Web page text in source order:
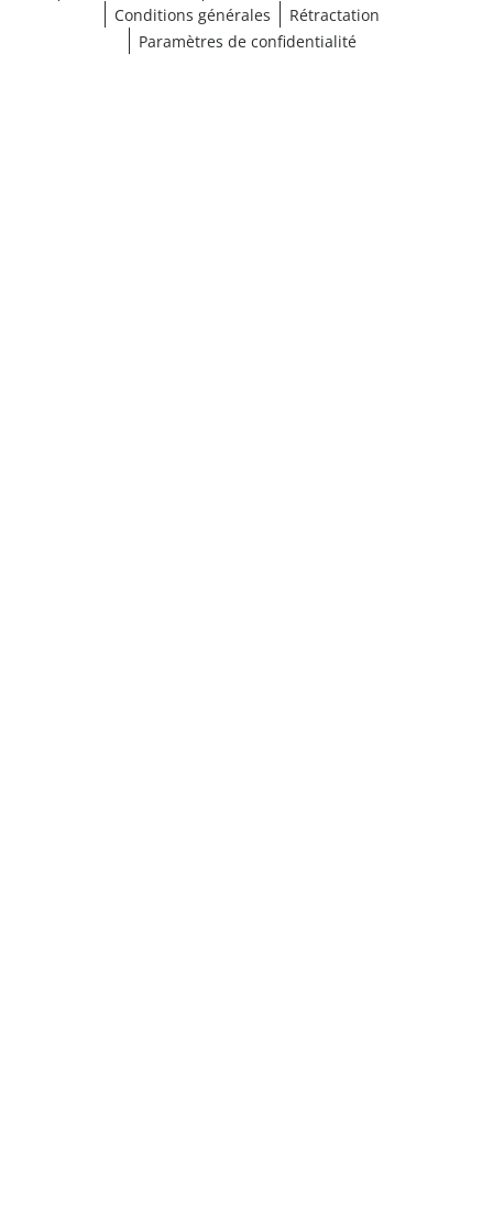
Conditions générales
Rétractation
Paramètres de confidentialité